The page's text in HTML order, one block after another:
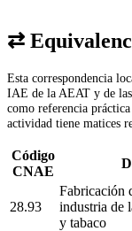
⇄
Esta correspondencia
IAE de la AEAT y de
como referencia
actividad tiene matices
Código
CNAE
28.93
Fabricación
industria de
y tabaco